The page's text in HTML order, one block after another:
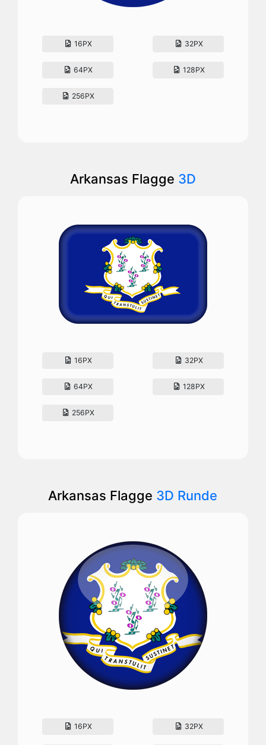
16PX 32PX
64PX 128PX
256PX
Arkansas Flagge 3D
16PX 32PX
64PX 128PX
256PX
Arkansas Flagge 3D Runde
16PX 32PX